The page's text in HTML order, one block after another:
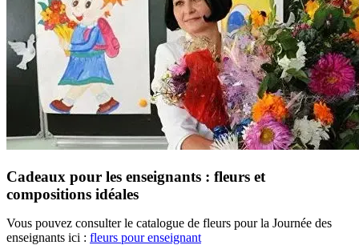
Cadeaux pour les enseignants : fleurs et
compositions idéales
Vous pouvez consulter le catalogue de fleurs pour la Journée des
enseignants ici : fleurs pour enseignant